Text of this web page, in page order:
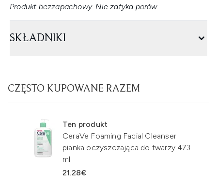
Produkt bezzapachowy. Nie zatyka porów.
SKŁADNIKI
CZĘSTO KUPOWANE RAZEM
Ten produkt
CeraVe Foaming Facial Cleanser
pianka oczyszczająca do twarzy 473
ml
21.28€